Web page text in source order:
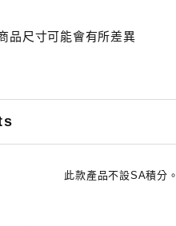
品尺寸可能會有所差異
此款產品不設SA積分。